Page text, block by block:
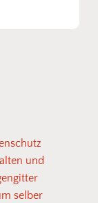
und
selber